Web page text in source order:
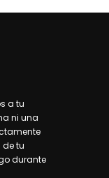
a tu
ni una
de tu
durante